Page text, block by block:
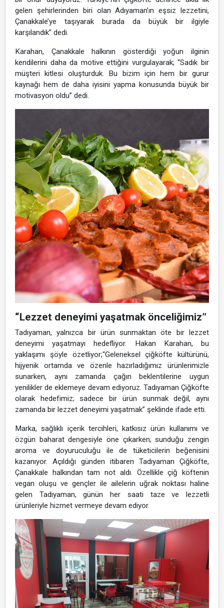
gelen şehirlerinden biri olan Adıyaman’ın eşsiz lezzetini,
Çanakkale’ye taşıyarak burada da büyük bir ilgiyle
karşılandık” dedi.
Karahan, Çanakkale halkının gösterdiği yoğun ilginin
kendilerini daha da motive ettiğini vurgulayarak; “Sadık bir
müşteri kitlesi oluşturduk. Bu bizim için hem bir gurur
kaynağı hem de daha iyisini yapma konusunda büyük bir
motivasyon oldu” dedi.
“Lezzet deneyimi yaşatmak önceliğimiz”
Tadıyaman, yalnızca bir ürün sunmaktan öte bir lezzet
deneyimi yaşatmayı hedefliyor. Hakan Karahan, bu
yaklaşımı şöyle özetliyor;“Geleneksel çiğköfte kültürünü,
hijyenik ortamda ve özenle hazırladığımız ürünlerimizle
sunarken, aynı zamanda çağın beklentilerine uygun
yenilikler de eklemeye devam ediyoruz. Tadıyaman Çiğköfte
olarak hedefimiz; sadece bir ürün sunmak değil, aynı
zamanda bir lezzet deneyimi yaşatmak” şeklinde ifade etti.
Marka, sağlıklı içerik tercihleri, katkısız ürün kullanımı ve
özgün baharat dengesiyle öne çıkarken; sunduğu zengin
aroma ve doyuruculuğu ile de tüketicilerin beğenisini
kazanıyor. Açıldığı günden itibaren Tadıyaman Çiğköfte,
Çanakkale halkından tam not aldı. Özellikle çiğ köftenin
vegan oluşu ve gençler ile ailelerin uğrak noktası haline
gelen Tadıyaman, günün her saati taze ve lezzetli
ürünleriyle hizmet vermeye devam ediyor.